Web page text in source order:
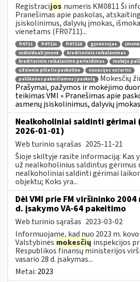
Registracijos numeris KM0811 Ši
Pranešimas apie paskolas,
įsiskolinimus, dalyvių įmokas,
vienetams (FR0711)...
fr0711 fr0711c fr0711d gyventojas įmonė
individuali įmonė
kreditorinis reikalavimas
kreditorinio reikalavimo perleidimas
mokėjo
užsienio pilietis paskolino
novacijos sutartis
palūkanos pakeičiamos į paskolą
Mokesčių
Prašymai, pažymos ir mokėjimo
teikimas VMI » Pranešimas apie
asmenų įsiskolinimus, dalyvių
Nealkoholiniai saldinti gėrimai
2026-01-01)
Web turinio sąrašas 2025-11-21
Šioje skiltyje rasite informaciją: Kas
už nealkoholinius saldintus gėrimus
nealkoholiniai saldinti gėrimai
objektu; Koks yra...
Dėl VMI prie FM viršininko
d. įsakymo VA-64 pakeitimo
Web turinio sąrašas 2023-03-02
Informuojame, kad nuo 2023 m.
Valstybinės mokesčių inspekcijos
Respublikos finansų ministerijos
vasario 28 d. įsakymas...
Metai: 2023